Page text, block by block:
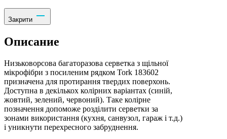
Закрити
Описание
Низьковорсова багаторазова серветка з щільної
мікрофібри з посиленим рядком Tork 183602
призначена для протирання твердих поверхонь.
Доступна в декількох колірних варіантах (синій,
жовтий, зелений, червоний). Таке колірне
позначення допоможе розділити серветки за
зонами використання (кухня, санвузол, гараж і т.д.)
і уникнути перехресного забруднення.